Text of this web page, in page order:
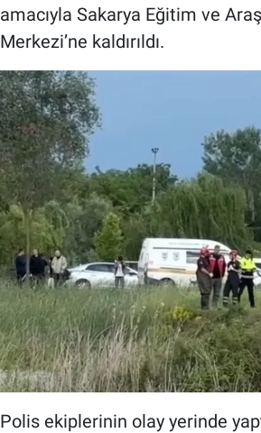
amacıyla Sakarya Eğitim ve
Merkezi’ne kaldırıldı.
Polis ekiplerinin olay yerinde